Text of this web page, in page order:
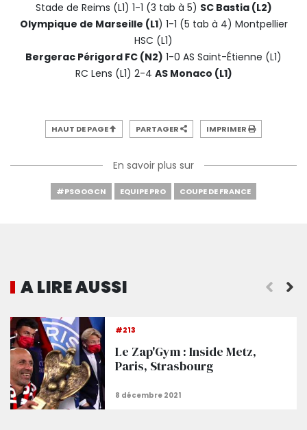
Stade de Reims (L1) 1-1 (3 tab à 5) SC Bastia (L2)
Olympique de Marseille (L1) 1-1 (5 tab à 4) Montpellier
HSC (L1)
Bergerac Périgord FC (N2) 1-0 AS Saint-Étienne (L1)
RC Lens (L1) 2-4 AS Monaco (L1)
HAUT DE PAGE PARTAGER IMPRIMER
En savoir plus sur
#PSGOGCN EQUIPE PRO COUPE DE FRANCE
A LIRE AUSSI
#213
Le Zap'Gym : Inside Metz,
Paris, Strasbourg
Galtier : « Une réelle performance »